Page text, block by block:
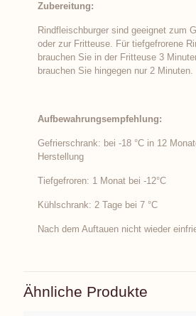
Zubereitung:
Rindfleischburger sind geeignet zum
oder zur Fritteuse. Für tiefgefrorene
brauchen Sie in der Fritteuse 3
brauchen Sie hingegen nur 2 Minuten.
Aufbewahrungsempfehlung:
Gefrierschrank: bei -18 °C in 12
Herstellung
Tiefgefroren: 1 Monat bei -12°C
Kühlschrank: 2 Tage bei 7 °C
Nach dem Auftauen nicht wieder
Ähnliche Produkte